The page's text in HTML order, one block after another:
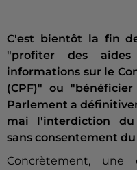
C'est bientôt la fin
"profiter des
informations sur le
(CPF)" ou
Parlement a
mai l'interdiction du
sans consentement
Concrètement,